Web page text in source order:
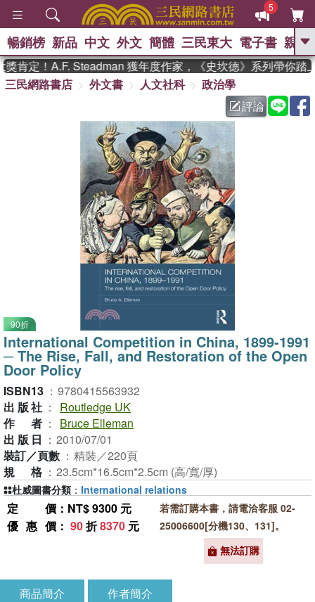
5
GO
熱搜： 東野圭吾 、 高希均教授回憶錄
父親節 、 如果歷
暑期推薦 、 國際布克
獎 臺灣漫遊錄
、 方念華
登輝時代 、 數學女孩：黎曼猜想
偉大的迷走神經
暢銷榜 新品 中文 外文 簡體 三民東大 電子書 親子
肯定！A.F. Steadman 獲年度作家，《史坎德》系列帶你踏上
三民網路書店
外文書 人文社科
政治學
評論
90折
International Competition in China, 1899-1991
─ The Rise, Fall, and Restoration of the Open
Door Policy
ISBN13 ： 9780415563932
出版社 ：
Routledge UK
作者 ：
Bruce Elleman
出版日 ： 2010/07/01
裝訂／頁數 ： 精裝／220頁
規格 ： 23.5cm*16.5cm*2.5cm (高/寬/厚)
定價 ：NT$ 9300 元
優惠價 ： 90折8370 元
若需訂購本書，請電洽客服 02-
25006600[分機130、131]。
無法訂購
杜威圖書分類 ： International relations
商品簡介 作者簡介